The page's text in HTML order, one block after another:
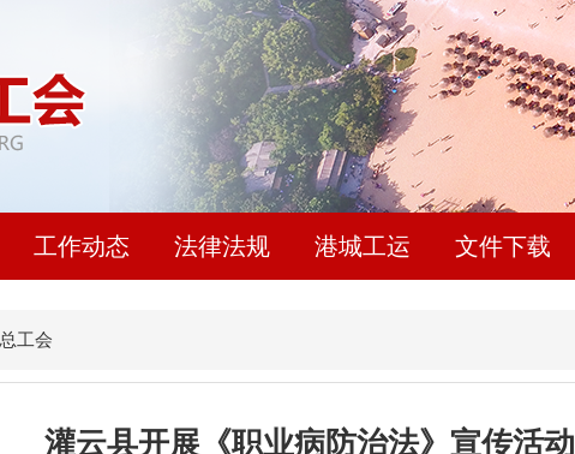
工作动态 法律法规 港城工运 文件下载
工会
灌云县开展《职业病防治法》宣传活动